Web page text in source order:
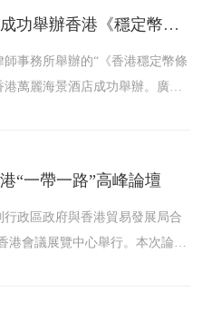
廣悅資訊 | 廣悅香港辦公室成功舉辦香港《穩定幣條例》及RWA發行新機遇研討會 共探行業發展新路徑
事務所舉辦的“《香港穩定幣條
港萬麗海景酒店成功舉辦。廣悅
“一帶一路”高峰論壇
行政區政府與香港貿易發展局合
港會議展覽中心舉行。本次論壇